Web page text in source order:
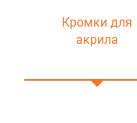
Кромки для
акрила